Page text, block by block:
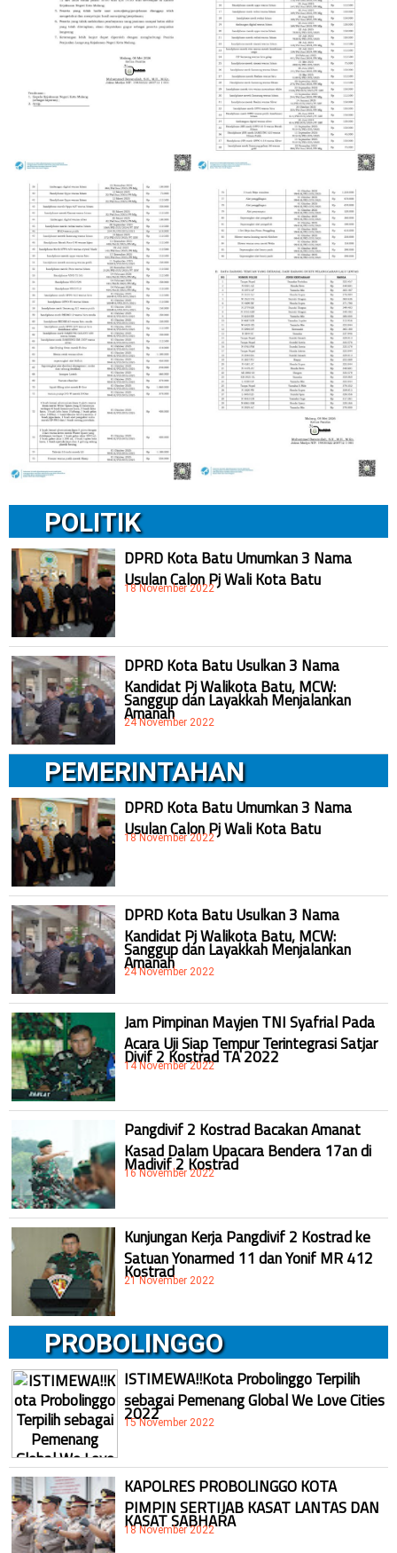
POLITIK
DPRD Kota Batu Umumkan 3 Nama
Usulan Calon Pj Wali Kota Batu
18 November 2022
DPRD Kota Batu Usulkan 3 Nama
Kandidat Pj Walikota Batu, MCW:
Sanggup dan Layakkah Menjalankan
Amanah
24 November 2022
PEMERINTAHAN
DPRD Kota Batu Umumkan 3 Nama
Usulan Calon Pj Wali Kota Batu
18 November 2022
DPRD Kota Batu Usulkan 3 Nama
Kandidat Pj Walikota Batu, MCW:
Sanggup dan Layakkah Menjalankan
Amanah
24 November 2022
Jam Pimpinan Mayjen TNI Syafrial Pada
Acara Uji Siap Tempur Terintegrasi Satjar
Divif 2 Kostrad TA 2022
14 November 2022
Pangdivif 2 Kostrad Bacakan Amanat
Kasad Dalam Upacara Bendera 17an di
Madivif 2 Kostrad
16 November 2022
Kunjungan Kerja Pangdivif 2 Kostrad ke
Satuan Yonarmed 11 dan Yonif MR 412
Kostrad
21 November 2022
PROBOLINGGO
ISTIMEWA!!Kota Probolinggo Terpilih
sebagai Pemenang Global We Love Cities
2022
15 November 2022
KAPOLRES PROBOLINGGO KOTA
PIMPIN SERTIJAB KASAT LANTAS DAN
KASAT SABHARA
18 November 2022